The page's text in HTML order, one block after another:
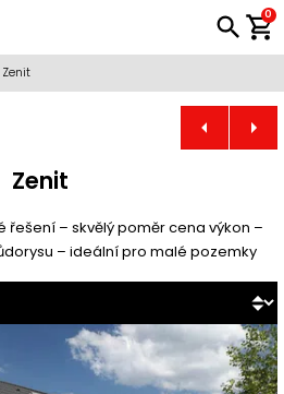
0
Zenit
Zenit
– skvělý poměr cena výkon –
– ideální pro malé pozemky